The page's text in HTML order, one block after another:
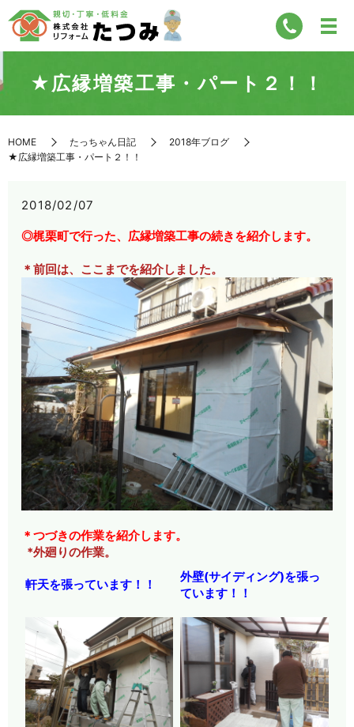
★広縁増築工事・パート２！！
HOME たっちゃん日記
2018年ブログ
★広縁増築工事・パート２！！
2018/02/07
◎梶栗町で行った、広縁増築工事の続きを紹介します。
＊前回は、ここまでを紹介しました。
＊つづきの作業を紹介します。
*外廻りの作業。
軒天を張っています！！
外壁(サイディング)を張っ
ています！！